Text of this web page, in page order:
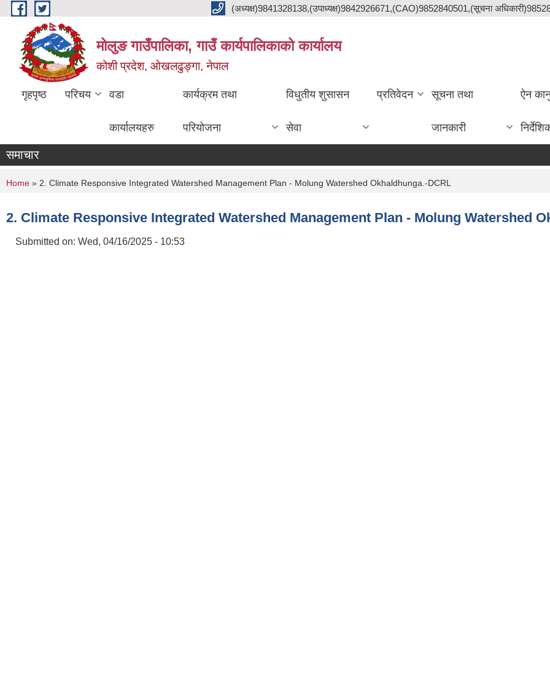
Skip to main content (अध्यक्ष)9841328138,(उपाध्यक्ष)9842926671,(CAO)9852840501,(सूचना
मोलुङ गाउँपालिका, गाउँ कार्यपालिकाको कार्यालय
कोशी प्रदेश, ओखलढुङ्गा, नेपाल
गृहपृष्ठ परिचय वडा
कार्यालयहरु
कार्यक्रम तथा
परियोजना
विधुतीय शुसासन
सेवा
प्रतिवेदन सूचना तथा
जानकारी
ऐन
समाचार
You are here
Home » 2. Climate Responsive Integrated Watershed Management Plan - Molung Watershed Okhaldhunga.-DCRL
2. Climate Responsive Integrated Watershed Management Plan - Molung Watershed
Submitted on: Wed, 04/16/2025 - 10:53